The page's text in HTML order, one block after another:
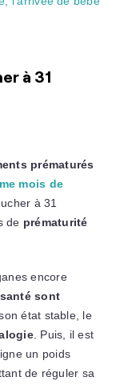
à 31
prématurés
mois de
à 31
de prématurité
encore
sont
état stable, le
. Puis, il est
un poids
de réguler sa